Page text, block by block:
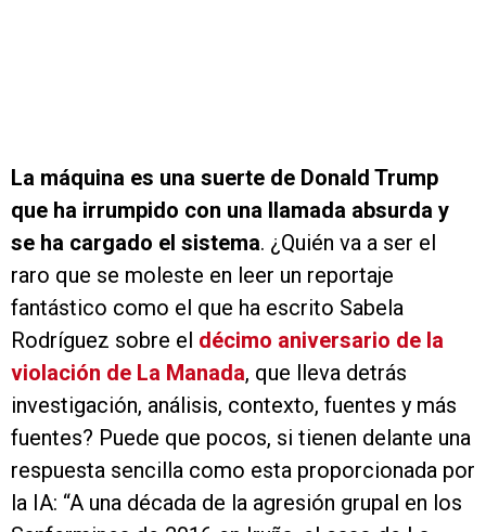
La máquina es una suerte de Donald Trump
que ha irrumpido con una llamada absurda y
se ha cargado el sistema. ¿Quién va a ser el
raro que se moleste en leer un reportaje
fantástico como el que ha escrito Sabela
Rodríguez sobre el décimo aniversario de la
violación de La Manada, que lleva detrás
investigación, análisis, contexto, fuentes y más
fuentes? Puede que pocos, si tienen delante una
respuesta sencilla como esta proporcionada por
la IA: “A una década de la agresión grupal en los